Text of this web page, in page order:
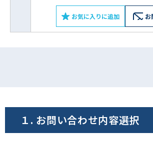
お気に入りに追加 お
フォームでお問い合わせ
１. お問い合わせ内容選択